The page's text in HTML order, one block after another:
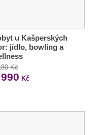
u Kašperských
jídlo, bowling a
Kč
Kč